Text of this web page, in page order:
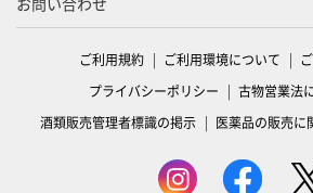
ご利用規約 ご利用環境について
プライバシーポリシー
古物営業法
酒類販売管理者標識の掲示
医薬品の販売に